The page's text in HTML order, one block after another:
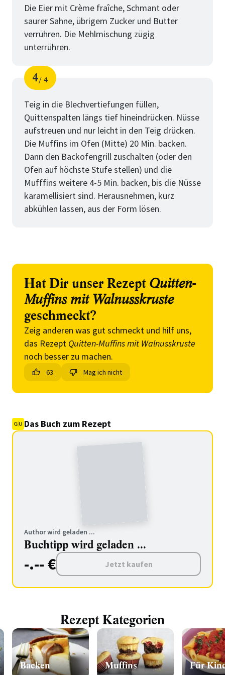
Die Eier mit Crème fraîche, Schmant oder
saurer Sahne, übrigem Zucker und Butter
verrühren. Die Mehlmischung zügig
unterrühren.
Schritt
4
von
4
Teig in die Blechvertiefungen füllen,
Quittenspalten längs tief hineindrücken. Nüsse
aufstreuen und nur leicht in den Teig drücken.
Die Muffins im Ofen (Mitte) 20 Min. backen.
Dann den Backofengrill zuschalten (oder den
Ofen auf höchste Stufe stellen) und die
Mufffins weitere 4-5 Min. backen, bis die Nüsse
karamellisiert sind. Herausnehmen, kurz
abkühlen lassen, aus der Form lösen.
Hat Dir unser Rezept Quitten-
Muffins mit Walnusskruste
geschmeckt?
Zeig anderen was gut schmeckt und hilf uns,
das Rezept Quitten-Muffins mit Walnusskruste
noch besser zu machen.
63 Mag ich nicht
Das Buch zum Rezept
Author wird geladen ...
Buchtipp wird geladen ...
-.-- € Jetzt kaufen
Rezept Kategorien
Backen Muffins Für